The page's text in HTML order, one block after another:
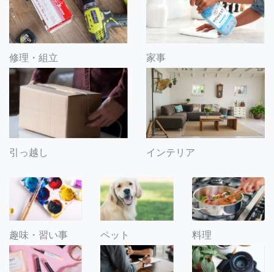
修理・組立 家事
引っ越し インテリア
趣味・習い事 ペット 料理